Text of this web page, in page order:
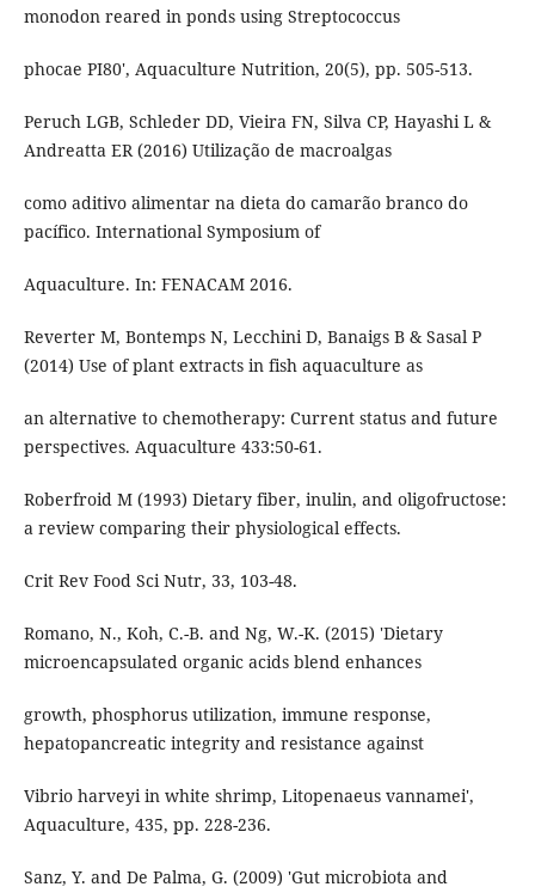
monodon reared in ponds using Streptococcus
phocae PI80', Aquaculture Nutrition, 20(5), pp. 505-513.
Peruch LGB, Schleder DD, Vieira FN, Silva CP, Hayashi L &
Andreatta ER (2016) Utilização de macroalgas
como aditivo alimentar na dieta do camarão branco do
pacífico. International Symposium of
Aquaculture. In: FENACAM 2016.
Reverter M, Bontemps N, Lecchini D, Banaigs B & Sasal P
(2014) Use of plant extracts in fish aquaculture as
an alternative to chemotherapy: Current status and future
perspectives. Aquaculture 433:50-61.
Roberfroid M (1993) Dietary fiber, inulin, and oligofructose:
a review comparing their physiological effects.
Crit Rev Food Sci Nutr, 33, 103-48.
Romano, N., Koh, C.-B. and Ng, W.-K. (2015) 'Dietary
microencapsulated organic acids blend enhances
growth, phosphorus utilization, immune response,
hepatopancreatic integrity and resistance against
Vibrio harveyi in white shrimp, Litopenaeus vannamei',
Aquaculture, 435, pp. 228-236.
Sanz, Y. and De Palma, G. (2009) 'Gut microbiota and